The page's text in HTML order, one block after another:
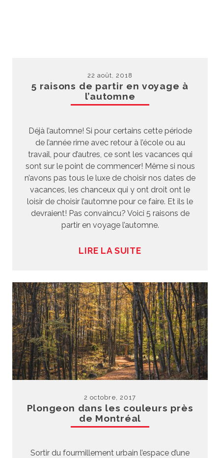
22 août, 2018
5 raisons de partir en voyage à
l’automne
Déjà l’automne! Si pour certains cette période
de l’année rime avec retour à l’école ou au
travail, pour d’autres, ce sont les vacances qui
sont sur le point de commencer! Même si nous
n’avons pas tous le luxe de choisir nos dates de
vacances, les chanceux qui y ont droit ont le
loisir de choisir l’automne pour ce faire. Et ils le
devraient! Pas convaincu? Voici 5 raisons de
partir en voyage l’automne.
LIRE LA SUITE
2 octobre, 2017
Plongeon dans les couleurs près
de Montréal
Sortir du fourmillement urbain l’espace d’une